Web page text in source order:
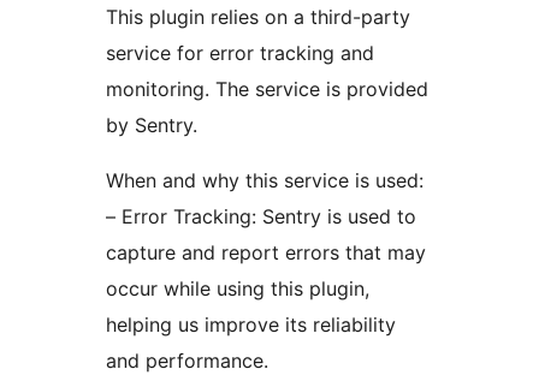
This plugin relies on a third-party
service for error tracking and
monitoring. The service is provided
by Sentry.
When and why this service is used:
– Error Tracking: Sentry is used to
capture and report errors that may
occur while using this plugin,
helping us improve its reliability
and performance.